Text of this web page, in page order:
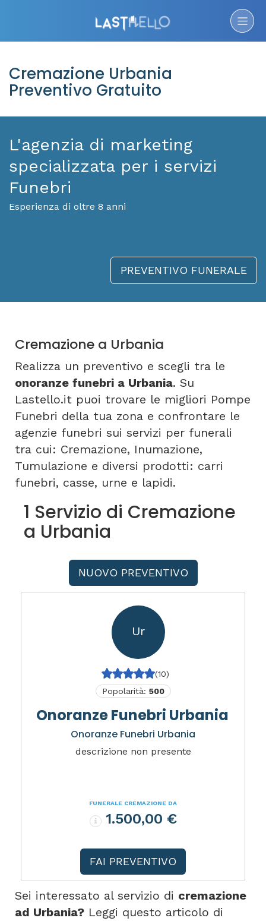
Cremazione Urbania
Preventivo Gratuito
L'agenzia di marketing
specializzata per i servizi
Funebri
Esperienza di oltre 8 anni
PREVENTIVO FUNERALE
Cremazione a Urbania
Realizza un preventivo e scegli tra le
onoranze funebri a Urbania. Su
Lastello.it puoi trovare le migliori Pompe
Funebri della tua zona e confrontare le
agenzie funebri sui servizi per funerali
tra cui: Cremazione, Inumazione,
Tumulazione e diversi prodotti: carri
funebri, casse, urne e lapidi.
1 Servizio di Cremazione
a Urbania
NUOVO PREVENTIVO
Ur
(10)
Popolarità: 500
Onoranze Funebri Urbania
Onoranze Funebri Urbania
descrizione non presente
FUNERALE CREMAZIONE DA
1.500,00 €
FAI PREVENTIVO
Sei interessato al servizio di cremazione
ad Urbania? Leggi questo articolo di